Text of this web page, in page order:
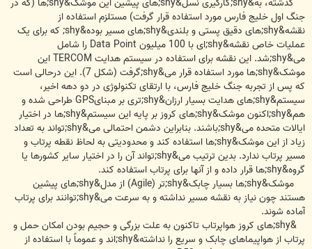
جنگ اول خلیج فارس مورد استفاده قرار گرفت) مستلزم استفاده از
نقشه&shy;های دقیق پستی و بلندی&shy;های مسیر بوده&shy; که برای یک
عملیات خاص نقشه&shy;ای با 100 میلیون Data Point را شامل
می&shy;شد. این نقشه برای استفاده در سیستم هدایت TERCOM این
موشک&shy;ها مورد استفاده قرار می&shy;گرفت (شکل 7). این درحالی است
که پس از تجربه جنگ خلیج فارس، با ارتقای تکنولوژی در دو دهه اخیر،
سیستم&shy;های هدایت بسیار ارزان&shy;تری بر مبنایGPS طراحی شده و
هم&shy;اکنون موشک&shy;های کروز بر پایه این سیستم&shy;ها در اختیار
ایالات متحده می&shy;باشند. بنابراین دشمن احتمالی می&shy;تواند به تعداد
زیاد از این موشک&shy;ها استفاده کند و محدودیتی به لحاظ نقطه پرتاب و
مسیر پرتاب ندارد. بدین ترتیب می&shy;تواند آن را در اختیار سایر کشورها یا
گروه&shy;ها قرار داده و از آنها برای پرتاب استفاده کند.
موشک&shy;ها بسیار چابک&shy;تر (Agile) از مدل&shy;های پیشین
هستند چون نیاز به نقشه مسیر نداشته و به سرعت می&shy;توانند برای پرتاب
آماده شوند.
&shy;های کروز هواپرتاب تاکنون به علت بزرگی و حجیم بودن امکان حمل و
پرتاب از هواپیماهای چابک و سریع را نداشته&shy;اند و عموماً با استفاده از